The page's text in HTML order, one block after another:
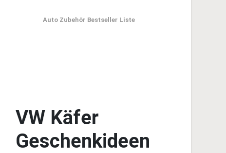
Auto Zubehör Bestseller Liste
VW Käfer
Geschenkideen